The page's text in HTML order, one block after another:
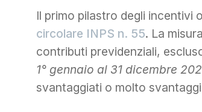
Il primo pilastro degli incentivi
circolare INPS n. 55. La
contributi previdenziali,
1° gennaio al 31 dicembre
svantaggiati o molto